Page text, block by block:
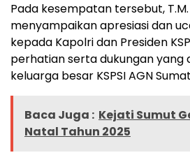
Pada kesempatan tersebut, T.M.
menyampaikan apresiasi dan
kepada Kapolri dan Presiden
perhatian serta dukungan yang
keluarga besar KSPSI AGN
Baca Juga : Kejati Sumut
Natal Tahun 2025